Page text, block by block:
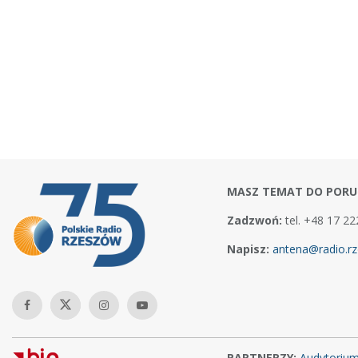
MASZ TEMAT DO
Zadzwoń: tel. +48 17
Napisz: